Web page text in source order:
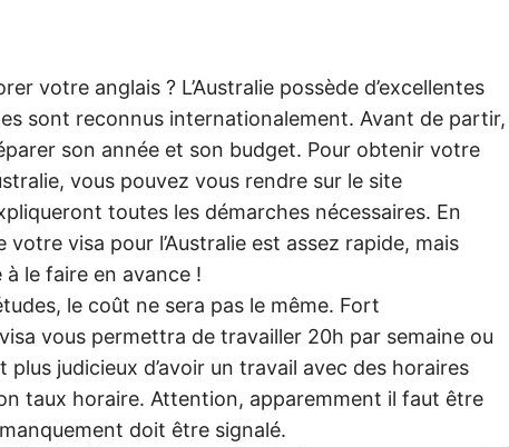
votre anglais ? L’Australie possède d’excellentes
sont reconnus internationalement. Avant de partir,
son année et son budget. Pour obtenir votre
vous pouvez vous rendre sur le site
toutes les démarches nécessaires. En
votre visa pour l’Australie est assez rapide, mais
le faire en avance !
le coût ne sera pas le même. Fort
vous permettra de travailler 20h par semaine ou
plus judicieux d’avoir un travail avec des horaires
taux horaire. Attention, apparemment il faut être
doit être signalé.